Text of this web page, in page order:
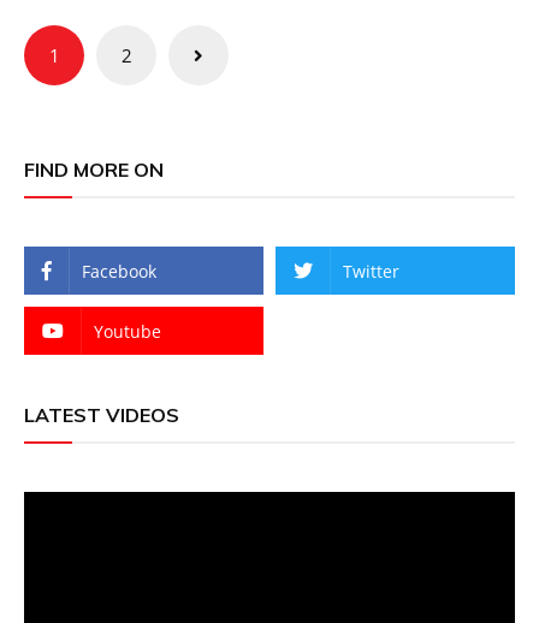
Posts
pagination
1 2
FIND MORE ON
Facebook Twitter
Youtube
LATEST VIDEOS